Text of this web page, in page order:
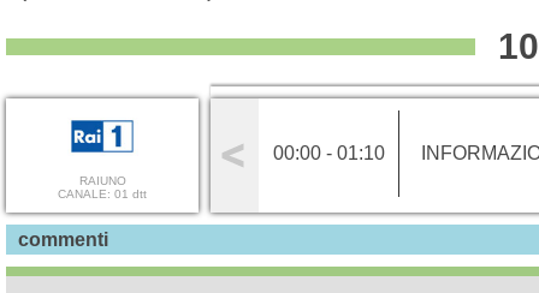
RAIUNO
CANALE: 01 dtt
00:00 - 01:10
commenti